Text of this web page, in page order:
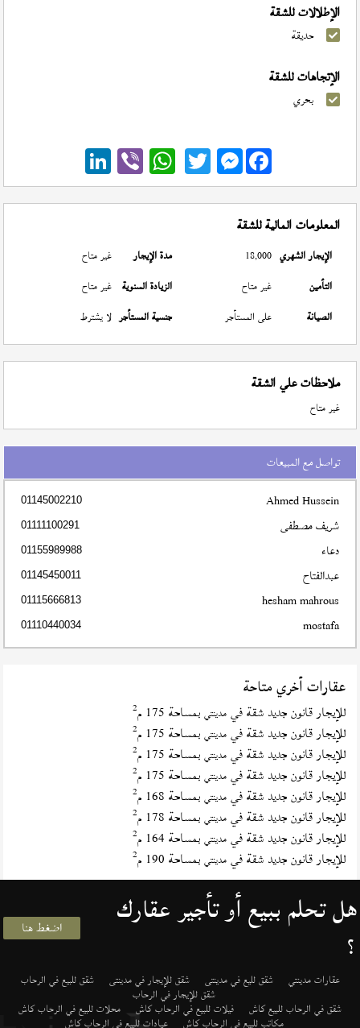
الإطلالات للشقة
حديقة
الإتجاهات للشقة
بحري
Messenger
المعلومات المالية للشقة
الإيجار الشهري 18,000 مدة الإيجار
غير متاح
التأمين
غير متاح الزيادة السنوية غير متاح
الصيانة
على المستأجر جنسية المستأجر لا يشترط
ملاحظات علي الشقة
غير متاح
تواصل مع المبيعات
Ahmed Hussein
01145002210
شريف مصطفى 01111100291
دعاء 01155989988
عبدالفتاح 01145450011
hesham mahrous
01115666813
mostafa
01110440034
عقارات أخري متاحة
للإيجار قانون جديد شقة فيمدينتي بمساحة 175 م 2
للإيجار قانون جديد شقة فيمدينتي بمساحة 175 م 2
للإيجار قانون جديد شقة فيمدينتي بمساحة 175 م 2
للإيجار قانون جديد شقة فيمدينتي بمساحة 175 م 2
للإيجار قانون جديد شقة فيمدينتي بمساحة 168 م 2
للإيجار قانون جديد شقة فيمدينتي بمساحة 178 م 2
للإيجار قانون جديد شقة فيمدينتي بمساحة 164 م 2
للإيجار قانون جديد شقة فيمدينتي بمساحة 190 م 2
هل تحلم ببيع أو تأجير عقارك
؟ اضغط هنا
عقارات مدينتي شقق لليع في مدينتى شقق للإيجار في مدينتى شقق للبيع في الرحاب
شقق للإيجار في الرحاب
شقق في الرحاب للبيع كاش فيلات للبيع في الرحاب كاش محلات للبيع في الرحاب كاش
مكاتب للبيع في الرحاب كاش عيادات للبيع في الرحاب كاش